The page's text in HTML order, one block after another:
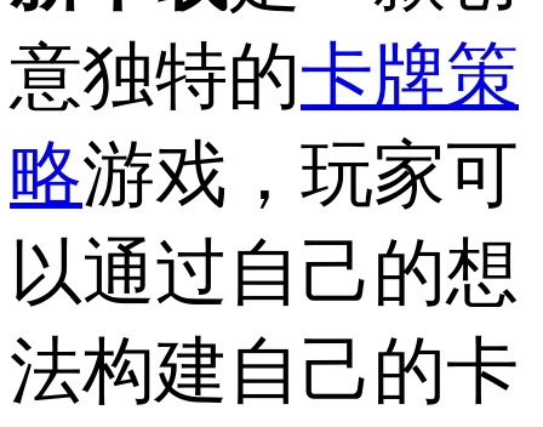
意独特的卡牌策
略游戏，玩家可
以通过自己的想
法构建自己的卡